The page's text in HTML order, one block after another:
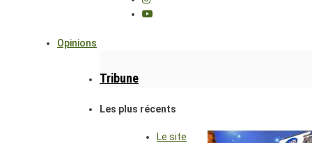
Opinions
Tribune
Les plus récents
Le site